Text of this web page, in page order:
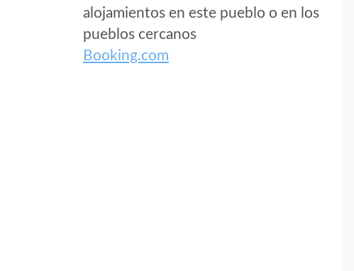
alojamientos en este pueblo o en los
pueblos cercanos
Booking.com